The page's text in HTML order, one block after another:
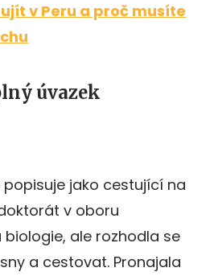
v Peru a proč musíte
úvazek
jako cestující na
v oboru
ale rozhodla se
a cestovat. Pronajala